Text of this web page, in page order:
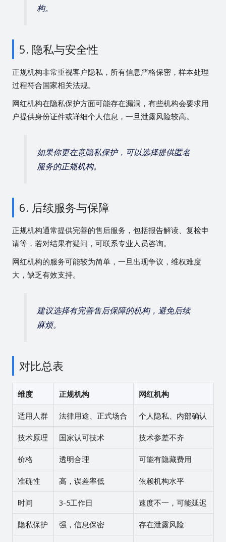
构。
5. 隐私与安全性
正规机构非常重视客户隐私，所有信息严格保密，样本处理
过程符合国家相关法规。
网红机构在隐私保护方面可能存在漏洞，有些机构会要求用
户提供身份证件或详细个人信息，一旦泄露风险较高。
如果你更在意隐私保护，可以选择提供匿名
服务的正规机构。
6. 后续服务与保障
正规机构通常提供完善的售后服务，包括报告解读、复检申
请等，若对结果有疑问，可联系专业人员咨询。
网红机构的服务可能较为简单，一旦出现争议，维权难度
大，缺乏有效支持。
建议选择有完善售后保障的机构，避免后续
麻烦。
对比总表
维度 正规机构 网红机构
适用人群 法律用途、正式场合 个人隐私、内部确认
技术原理 国家认可技术 技术参差不齐
价格 透明合理 可能有隐藏费用
准确性 高，误差率低 依赖机构水平
时间 3-5工作日 速度不一，可能延迟
隐私保护 强，信息保密 存在泄露风险